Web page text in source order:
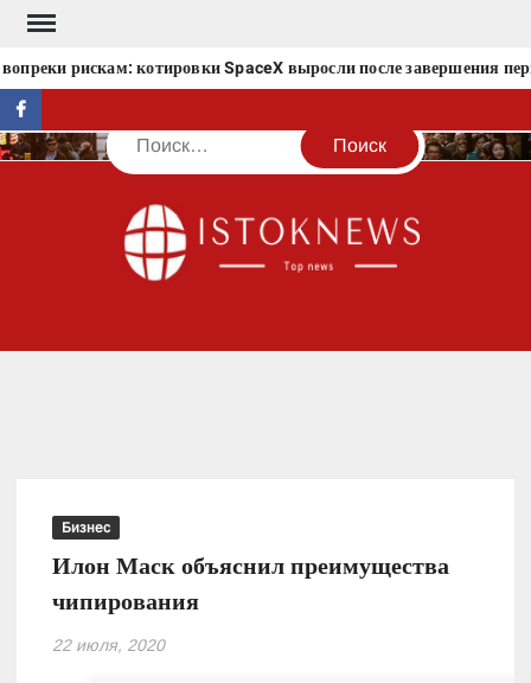
Перейти
содержимомурискам: котировки SpaceX выросли после завершения
facebook
Поиск
Бизнес
Илон Маск объяснил преимущества
чипирования
22 июля, 2020